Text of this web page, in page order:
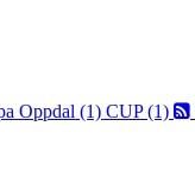
Oppdal (1) CUP (1)